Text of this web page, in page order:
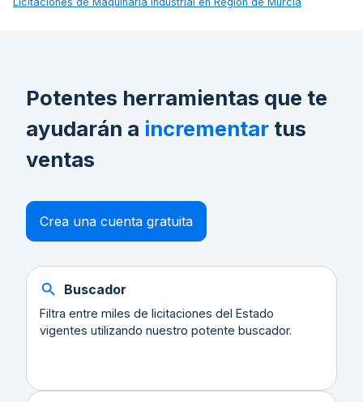
Potentes herramientas que te
ayudarán a incrementar tus
ventas
Crea una cuenta gratuita
Buscador
Filtra entre miles de licitaciones del Estado
vigentes utilizando nuestro potente buscador.